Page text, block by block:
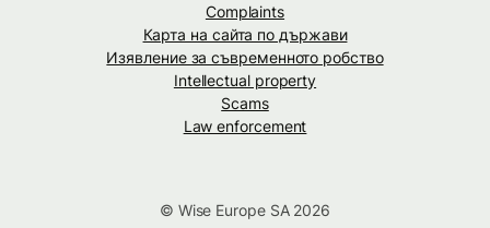
Complaints
Карта на сайта по държави
Изявление за съвременното робство
Intellectual property
Scams
Law enforcement
© Wise Europe SA 2026